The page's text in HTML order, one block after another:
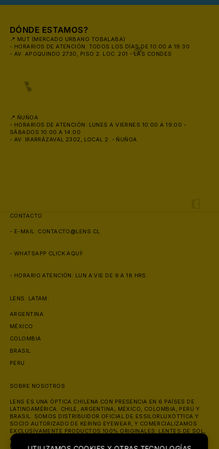
DÓNDE ESTAMOS?
📍 MUT (MERCADO URBANO TOBALABA)
- HORARIOS DE ATENCIÓN: TODOS LOS DÍAS DE 10:00 A 19:30
- AV. APOQUINDO 2730, PISO 2. LOC. 201 - LAS CONDES
📍 ÑUÑOA
- HORARIOS DE ATENCIÓN: LUNES A VIERNES 10:00 A 19:00 -
SÁBADOS 10:00 A 14:00
- AV. IRARRÁZAVAL 2302, LOCAL 2. - ÑUÑOA
CONTACTO
- E-MAIL: CONTACTO@LENS.CL
- WHATSAPP CLICK AQUÍ!
- HORARIO ATENCIÓN: LUN A VIE DE 9 A 18 HRS.
LENS. LATAM:
ARGENTINA
MÉXICO
COLOMBIA
BRASIL
PERU
SOBRE NOSOTROS
LENS ES UNA ÓPTICA CHILENA CON PRESENCIA EN 6 PAÍSES DE
LATINOAMÉRICA: CHILE, ARGENTINA, MÉXICO, COLOMBIA, PERÚ Y
BRASIL. SOMOS DISTRIBUIDOR OFICIAL DE ESSILORLUXOTTICA Y
SOCIO AUTORIZADO DE KERING EYEWEAR, Y COMERCIALIZAMOS
EXCLUSIVAMENTE PRODUCTOS 100% ORIGINALES: LENTES DE SOL,
ANTEOJOS ÓPTICOS Y LENTES DE CONTACTO DE MARCAS COMO
RAY-BAN, OAKLEY, PRADA, GUCCI Y VERSACE. ATENDEMOS ONLINE